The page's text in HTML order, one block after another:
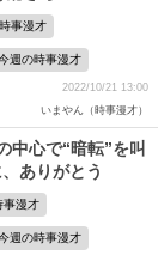
時事漫才
週の時事漫才
2022/10/21 13:00
いまやん（時事漫才）
中心で“暗転”を叫
ありがとう
事漫才
週の時事漫才